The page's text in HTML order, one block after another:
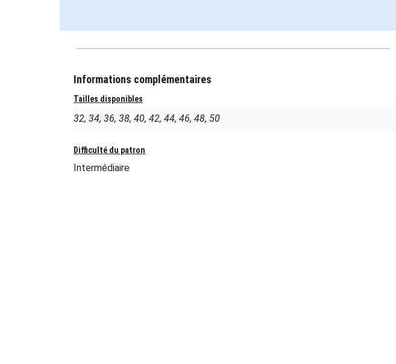
Informations complémentaires
Tailles disponibles
32, 34, 36, 38, 40, 42, 44, 46, 48, 50
Difficulté du patron
Intermédiaire